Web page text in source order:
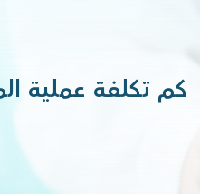
كم تكلفة عملية